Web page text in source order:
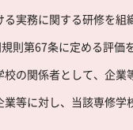
実務に関する研修を組
則第67条に定める評価
の関係者として、企業
等に対し、当該専修